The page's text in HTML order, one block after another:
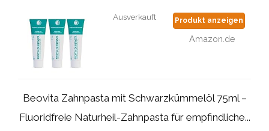
Ausverkauft Produkt anzeigen
Amazon.de
Beovita Zahnpasta mit Schwarzkümmelöl 75ml –
Fluoridfreie Naturheil-Zahnpasta für empfindliche...